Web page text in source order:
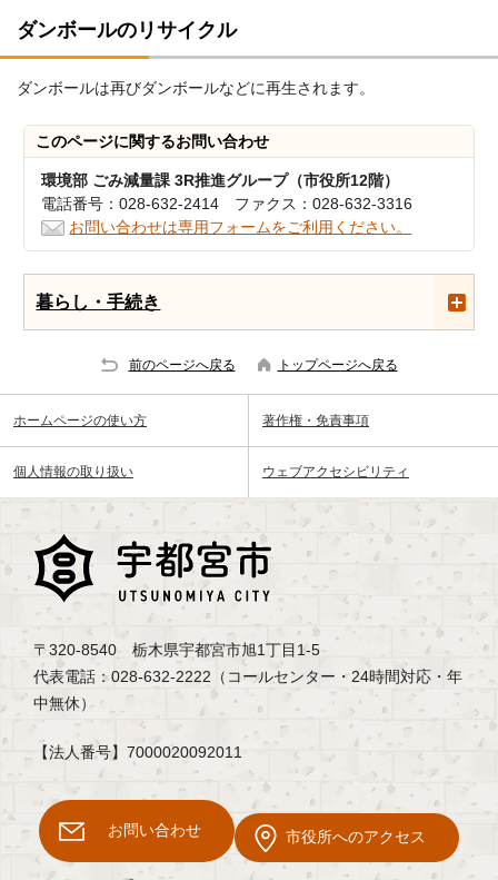
ダンボールのリサイクル
ダンボールは再びダンボールなどに再生されます。
このページに関するお問い合わせ
環境部 ごみ減量課 3R推進グループ（市役所12階）
電話番号：028-632-2414 ファクス：028-632-3316
お問い合わせは専用フォームをご利用ください。
暮らし・手続き
前のページへ戻る トップページへ戻る
ホームページの使い方 著作権・免責事項
個人情報の取り扱い ウェブアクセシビリティ
〒320-8540 栃木県宇都宮市旭1丁目1-5
代表電話：028-632-2222（コールセンター・24時間対応・年
中無休）
【法人番号】7000020092011
お問い合わせ 市役所へのアクセス